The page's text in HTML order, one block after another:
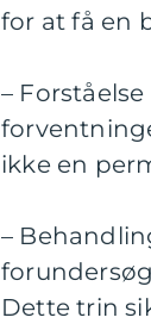
for at få en
–
ikke en
–
Dette trin